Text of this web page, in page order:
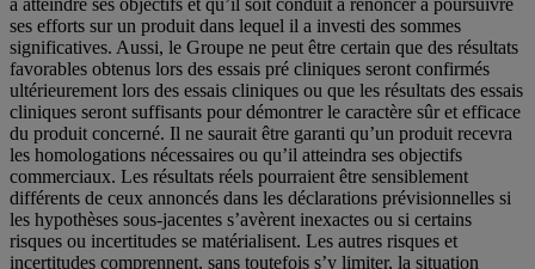
à atteindre ses objectifs et qu’il soit conduit à renoncer à poursuivre
ses efforts sur un produit dans lequel il a investi des sommes
significatives. Aussi, le Groupe ne peut être certain que des résultats
favorables obtenus lors des essais pré cliniques seront confirmés
ultérieurement lors des essais cliniques ou que les résultats des essais
cliniques seront suffisants pour démontrer le caractère sûr et efficace
du produit concerné. Il ne saurait être garanti qu’un produit recevra
les homologations nécessaires ou qu’il atteindra ses objectifs
commerciaux. Les résultats réels pourraient être sensiblement
différents de ceux annoncés dans les déclarations prévisionnelles si
les hypothèses sous-jacentes s’avèrent inexactes ou si certains
risques ou incertitudes se matérialisent. Les autres risques et
incertitudes comprennent, sans toutefois s’y limiter, la situation